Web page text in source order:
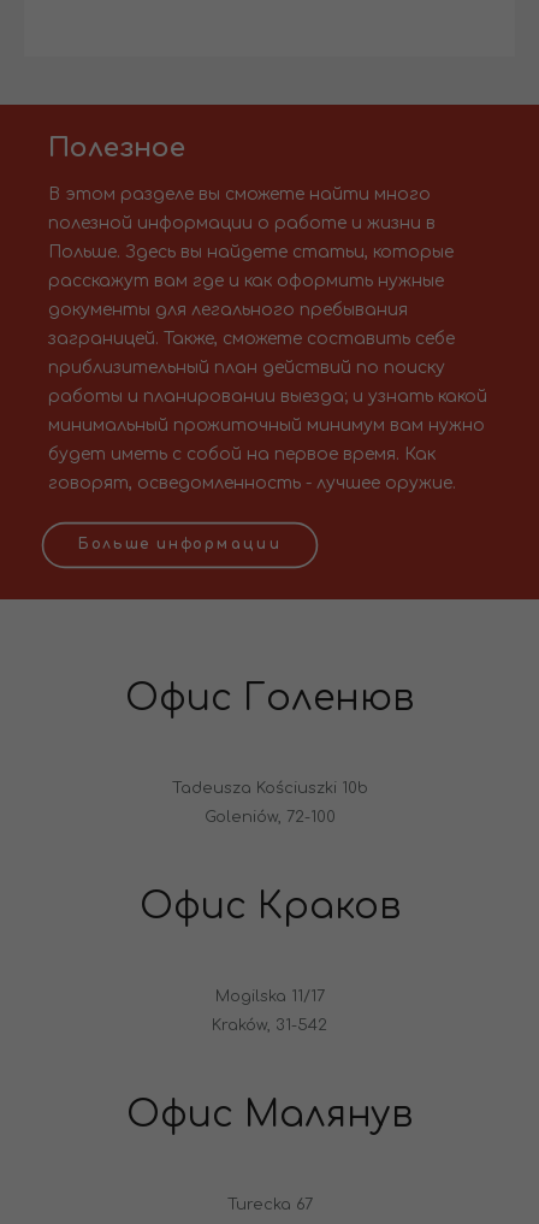
Полезное
В этом разделе вы сможете найти много
полезной информации о работе и жизни в
Польше. Здесь вы найдете статьи, которые
расскажут вам где и как оформить нужные
документы для легального пребывания
заграницей. Также, сможете составить себе
приблизительный план действий по поиску
работы и планировании выезда; и узнать какой
минимальный прожиточный минимум вам нужно
будет иметь с собой на первое время. Как
говорят, осведомленность - лучшее оружие.
Больше информации
Офис Голенюв
Tadeusza Kościuszki 10b
Goleniów, 72-100
Офис Краков
Mogilska 11/17
Kraków, 31-542
Офис Малянув
Turecka 67